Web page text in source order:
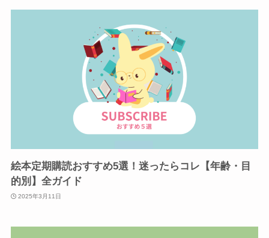
絵本定期購読おすすめ5選！迷ったらコレ【年齢・目
的別】全ガイド
2025年3月11日